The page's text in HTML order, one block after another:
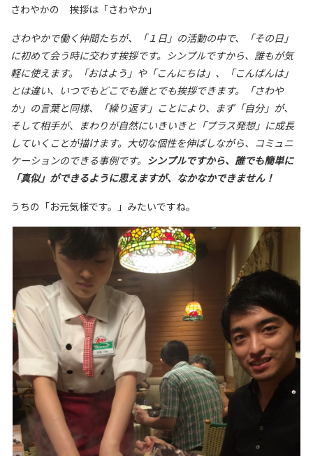
さわやかの 挨拶は「さわやか」
さわやかで働く仲間たちが、「１日」の活動の中で、「その日」
に初めて会う時に交わす挨拶です。シンプルですから、誰もが気
軽に使えます。「おはよう」や「こんにちは」、「こんばんは」
とは違い、いつでもどこでも誰とでも挨拶できます。「さわや
か」の言葉と同様、「繰り返す」ことにより、まず「自分」が、
そして相手が、まわりが自然にいきいきと「プラス発想」に成長
していくことが描けます。大切な個性を伸ばしながら、コミュニ
ケーションのできる事例です。 シンプルですから、誰でも簡単に
「真似」ができるように思えますが、なかなかできません！
うちの「お元気様です。」みたいですね。